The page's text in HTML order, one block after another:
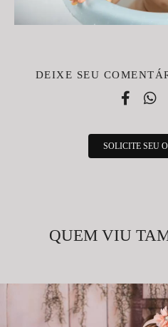
DEIXE SEU
SOLICITE SEU
QUEM VIU